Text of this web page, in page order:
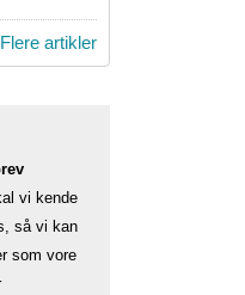
Flere artikler
vi kende
så vi kan
som vore